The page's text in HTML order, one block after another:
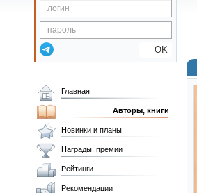
OK
Главная
Авторы, книги
Новинки и планы
Награды, премии
Рейтинги
Рекомендации